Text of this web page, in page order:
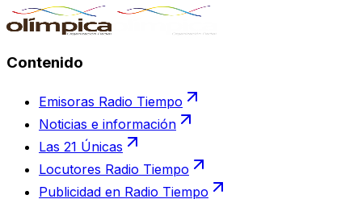
Contenido
Emisoras Radio Tiempo
Noticias e información
Las 21 Únicas
Locutores Radio Tiempo
Publicidad en Radio Tiempo